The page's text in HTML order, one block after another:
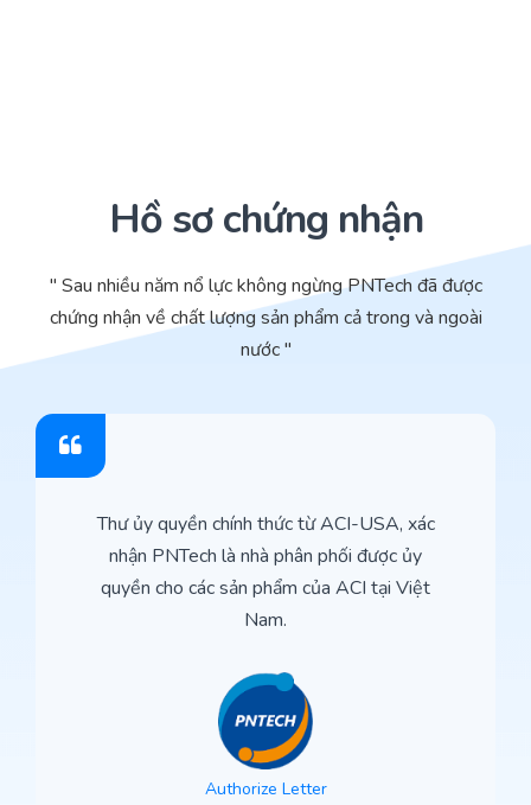
Hồ sơ chứng nhận
" Sau nhiều năm nổ lực không ngừng PNTech đã được
chứng nhận về chất lượng sản phẩm cả trong và ngoài
nước "
Thư ủy quyền chính thức từ ACI-USA, xác
nhận PNTech là nhà phân phối được ủy
quyền cho các sản phẩm của ACI tại Việt
Nam.
Authorize Letter